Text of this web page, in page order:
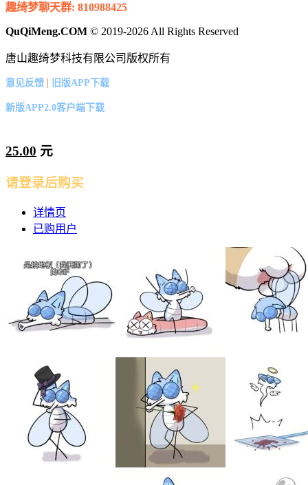
趣绮梦聊天群: 810988425
QuQiMeng.COM © 2019-2026 All Rights Reserved
唐山趣绮梦科技有限公司版权所有
意见反馈 | 旧版APP下载
新版APP2.0客户端下载
25.00 元
请登录后购买
详情页
已购用户